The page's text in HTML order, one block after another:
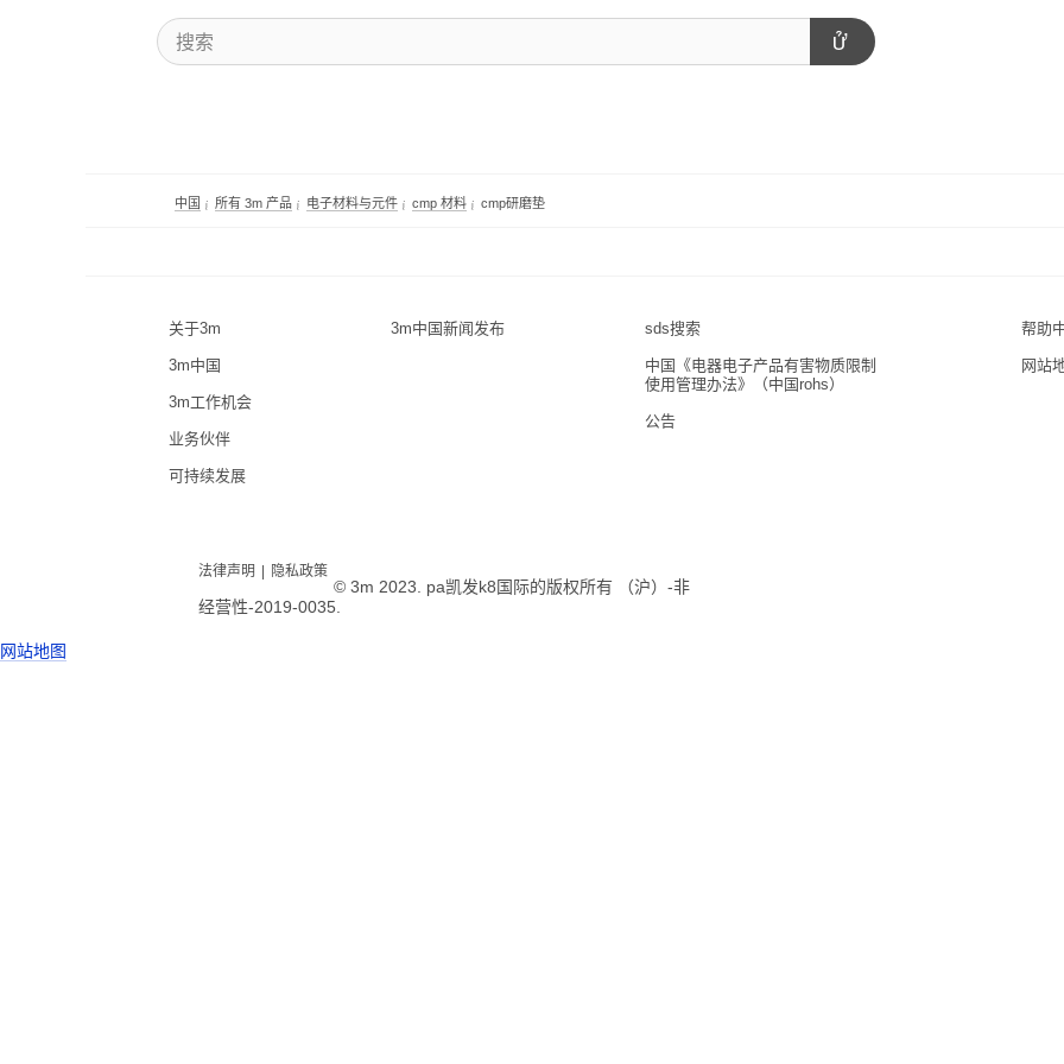
中国 所有 3m 产品 电子材料与元件 cmp 材料 cmp研磨垫
关于3m
3m中国
3m工作机会
业务伙伴
可持续发展
3m中国新闻发布 sds搜索
中国《电器电子产品有害物质限制
使用管理办法》（中国rohs）
公告
帮助
网站
法律声明 隐私政策
© 3m 2023. pa凯发k8国际的版权所有 （沪）-非
经营性-2019-0035.
网站地图